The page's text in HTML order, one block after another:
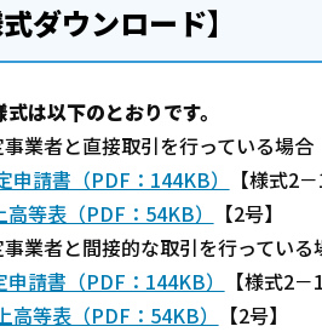
式ダウンロード】
は以下のとおりです。
事業者と直接取引を行っている場合
申請書（PDF：144KB）
【様式2
高等表（PDF：54KB）
【2号】
事業者と間接的な取引を行っている
申請書（PDF：144KB）
【様式2－
高等表（PDF：54KB）
【2号】